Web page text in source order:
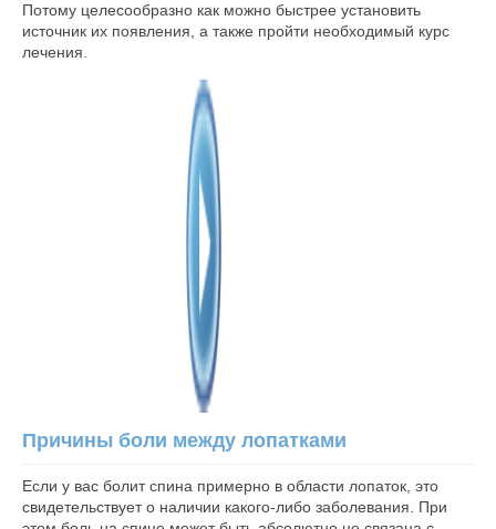
Потому целесообразно как можно быстрее установить
источник их появления, а также пройти необходимый курс
лечения.
Причины боли между лопатками
Если у вас болит спина примерно в области лопаток, это
свидетельствует о наличии какого-либо заболевания. При